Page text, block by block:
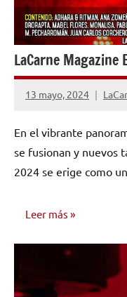
LaCarne Magazine
13 mayo, 2024
No
comentarios
En el vibrante
se fusionan y nuevos
2024 se erige como
Leer más
NÚMEROS